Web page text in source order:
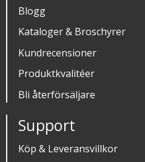
Blogg
Kataloger & Broschyrer
Kundrecensioner
Produktkvalitéer
Bli återförsäljare
Support
Köp & Leveransvillkor